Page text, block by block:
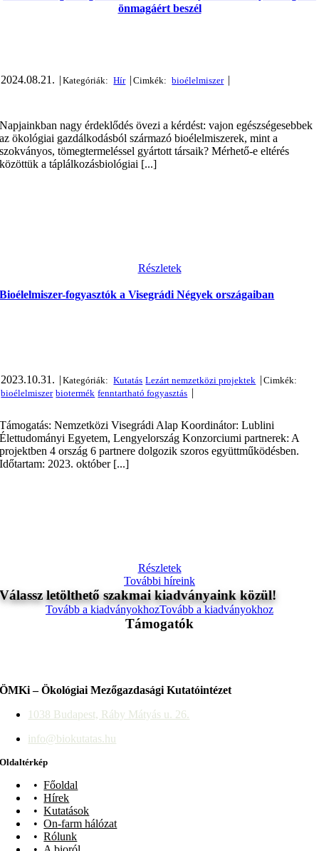
önmagáért beszél
2024.08.21. | | |
Napjainkban nagy érdeklődés övezi a kérdést: vajon egészségesebbek
az ökológiai gazdálkodásból származó bioélelmiszerek, mint a
szokványos, tömegtermeléssel gyártott társaik? Mérhető-e eltérés
közöttük a táplálkozásbiológiai [...]
Részletek
Bioélelmiszer-fogyasztók a Visegrádi Négyek országaiban
2023.10.31. |
|
|
Támogatás: Nemzetközi Visegrádi Alap Koordinátor: Lublini
Élettudományi Egyetem, Lengyelország Konzorciumi partnerek: A
projektben 4 ország 6 partnere dolgozik szoros együttműködésben.
Időtartam: 2023. október [...]
Részletek
További híreink
Válassz letölthető szakmai kiadványaink közül!
Tovább a kiadványokhozTovább a kiadványokhoz
Támogatók
ÖMKi – Ökológiai Mezőgazdasági Kutatóintézet
1038 Budapest, Ráby Mátyás u. 26.
info@biokutatas.hu
Oldaltérkép
Főoldal
Hírek
Kutatások
On-farm hálózat
Rólunk